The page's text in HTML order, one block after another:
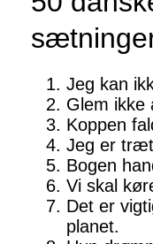
Jeg kan
Glem ikke
Koppen
Jeg er
Bogen
Vi skal
Det er
planet.